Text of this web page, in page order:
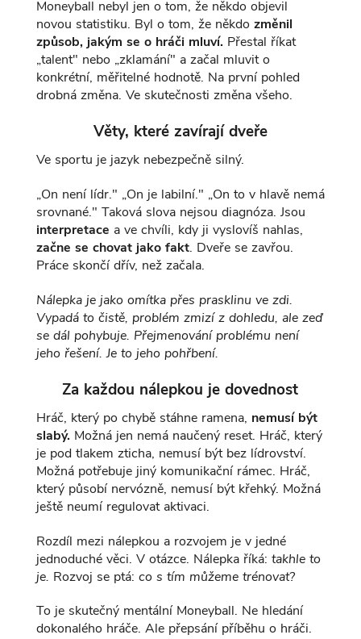
Moneyball nebyl jen o tom, že někdo objevil
novou statistiku. Byl o tom, že někdo změnil
způsob, jakým se o hráči mluví.Přestal říkat
„talent" nebo „zklamání" a začal mluvit o
konkrétní, měřitelné hodnotě. Na první pohled
drobná změna. Ve skutečnosti změna všeho.
Věty, které zavírají dveře
Ve sportu je jazyk nebezpečně silný.
„On není lídr." „On je labilní." „On to v hlavě nemá
srovnané." Taková slova nejsou diagnóza. Jsou
interpretace a ve chvíli, kdy ji vyslovíš nahlas,
začne se chovat jako fakt. Dveře se zavřou.
Práce skončí dřív, než začala.
Nálepka je jako omítka přes prasklinu ve zdi.
Vypadá to čistě, problém zmizí z dohledu, ale zeď
se dál pohybuje. Přejmenování problému není
jeho řešení. Je to jeho pohřbení.
Za každou nálepkou je dovednost
Hráč, který po chybě stáhne ramena, nemusí být
slabý.Možná jen nemá naučený reset. Hráč, který
je pod tlakem zticha, nemusí být bez lídrovství.
Možná potřebuje jiný komunikační rámec. Hráč,
který působí nervózně, nemusí být křehký. Možná
ještě neumí regulovat aktivaci.
Rozdíl mezi nálepkou a rozvojem je v jedné
jednoduché věci. V otázce. Nálepka říká: takhle to
je. Rozvoj se ptá: co s tím můžeme trénovat?
To je skutečný mentální Moneyball. Ne hledání
dokonalého hráče. Ale přepsání příběhu o hráči.